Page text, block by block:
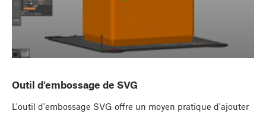
Outil d'embossage de SVG
L'outil d'embossage SVG offre un moyen pratique d'ajouter